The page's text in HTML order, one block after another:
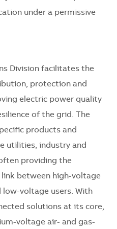
under a permissive
Division facilitates the
protection and
electric power quality
of the grid. The
products and
utilities, industry and
providing the
between high-voltage
voltage users. With
solutions at its core,
voltage air- and gas-